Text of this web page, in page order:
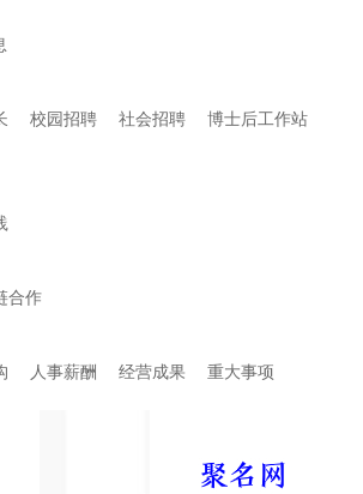
校园招聘 社会招聘
博士后工作站
合作
人事薪酬 经营成果 重大事项